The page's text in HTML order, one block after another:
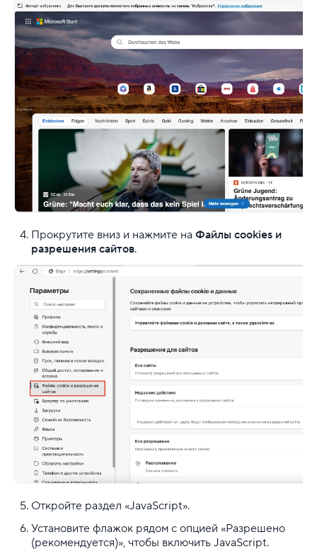
Прокрутите вниз и нажмите на Файлы cookies и
разрешения сайтов.
Откройте раздел «JavaScript».
Установите флажок рядом с опцией «Разрешено
(рекомендуется)», чтобы включить JavaScript.